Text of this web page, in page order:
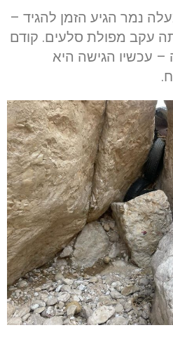
נמר הגיע הזמן להגיד –
עקב מפולת סלעים. קודם
– עכשיו הגישה היא